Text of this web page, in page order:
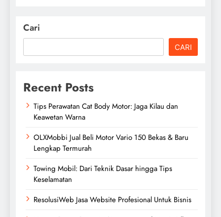
Cari
CARI
Recent Posts
Tips Perawatan Cat Body Motor: Jaga Kilau dan
Keawetan Warna
OLXMobbi Jual Beli Motor Vario 150 Bekas & Baru
Lengkap Termurah
Towing Mobil: Dari Teknik Dasar hingga Tips
Keselamatan
ResolusiWeb Jasa Website Profesional Untuk Bisnis